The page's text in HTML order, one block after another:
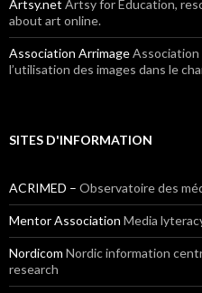
Artsy.net Artsy for Education,
about art online.
Association ArrimageAssociation
l’utilisation des images dans le
SITES D'INFORMATION
ACRIMED – Observatoire des
Mentor Association Media
Nordicom Nordic information
research